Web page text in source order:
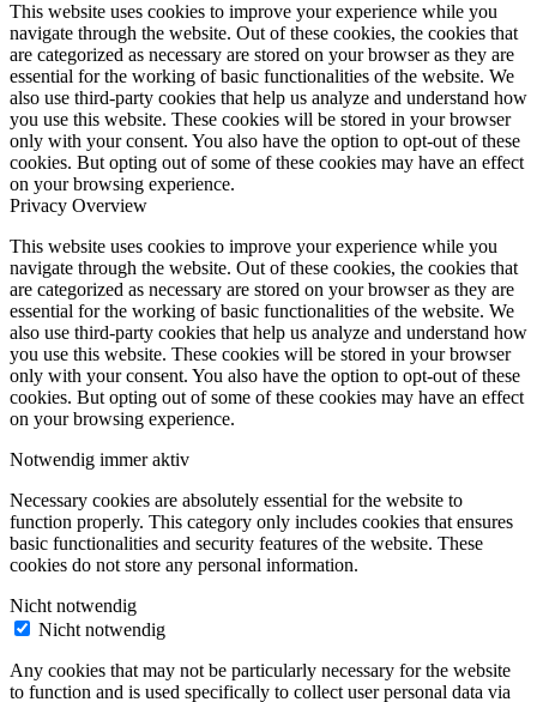
This website uses cookies to improve your experience while you
navigate through the website. Out of these cookies, the cookies that
are categorized as necessary are stored on your browser as they are
essential for the working of basic functionalities of the website. We
also use third-party cookies that help us analyze and understand how
you use this website. These cookies will be stored in your browser
only with your consent. You also have the option to opt-out of these
cookies. But opting out of some of these cookies may have an effect
on your browsing experience.
Privacy Overview
This website uses cookies to improve your experience while you
navigate through the website. Out of these cookies, the cookies that
are categorized as necessary are stored on your browser as they are
essential for the working of basic functionalities of the website. We
also use third-party cookies that help us analyze and understand how
you use this website. These cookies will be stored in your browser
only with your consent. You also have the option to opt-out of these
cookies. But opting out of some of these cookies may have an effect
on your browsing experience.
Notwendig immer aktiv
Necessary cookies are absolutely essential for the website to
function properly. This category only includes cookies that ensures
basic functionalities and security features of the website. These
cookies do not store any personal information.
Nicht notwendig
Nicht notwendig
Any cookies that may not be particularly necessary for the website
to function and is used specifically to collect user personal data via